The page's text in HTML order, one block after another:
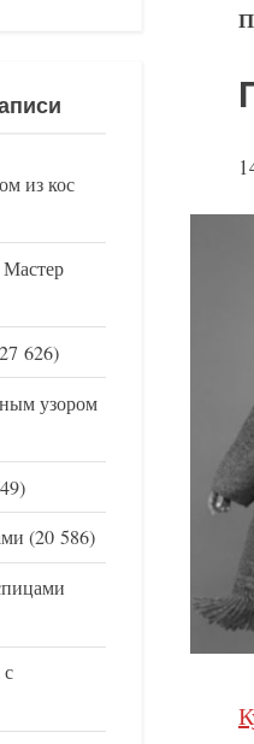
из кос
626)
узором
(20 586)